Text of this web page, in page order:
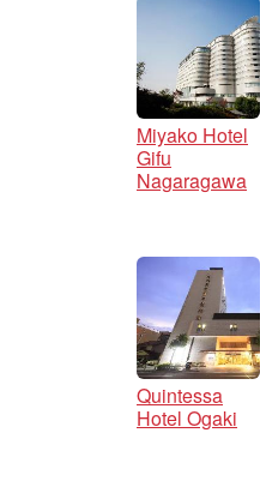
Miyako Hotel
Gifu
Nagaragawa
Quintessa
Hotel Ogaki